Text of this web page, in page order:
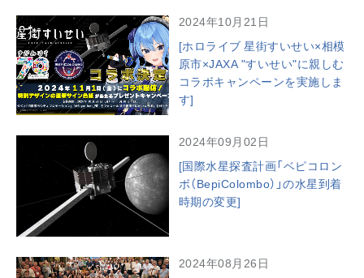
2024年10月21日
[ホロライブ 星街すいせい×相模
原市×JAXA "すいせい"に親しむ
コラボキャンペーンを実施しま
す]
2024年09月02日
[国際水星探査計画「ベピコロン
ボ（BepiColombo）」の水星到着
時期の変更]
2024年08月26日